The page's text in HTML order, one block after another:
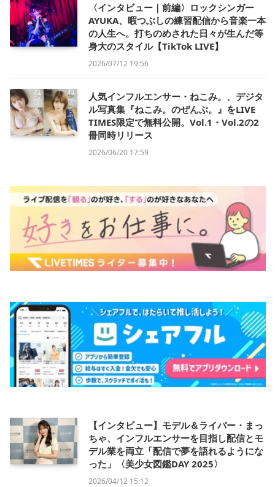
〈インタビュー｜前編〉ロックシンガー
AYUKA、暇つぶしの練習配信から音楽一本
の人生へ。打ちのめされた日々が生んだ等
身大のスタイル【TikTok LIVE】
2026/07/12 19:56
人気インフルエンサー・ねこみ。、デジタ
ル写真集『ねこみ。のぜんぶ。』をLIVE
TIMES限定で無料公開。Vol.1・Vol.2の2
冊同時リリース
2026/06/20 17:59
【インタビュー】モデル＆ライバー・まっ
ちゃ、インフルエンサーを目指し配信とモ
デル業を両立「配信で夢を語れるようにな
った」〈美少女図鑑DAY 2025〉
2026/04/12 15:12